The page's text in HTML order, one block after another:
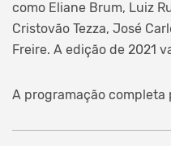
como Eliane Brum, Luiz
Cristovão Tezza, José
Freire. A edição de 2021
A programação completa